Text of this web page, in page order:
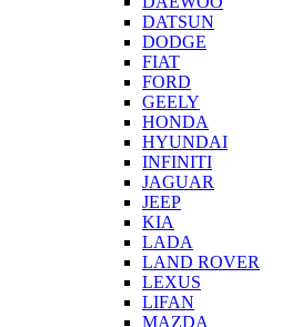
DATSUN
DODGE
FIAT
FORD
GEELY
HONDA
HYUNDAI
INFINITI
JAGUAR
JEEP
KIA
LADA
LAND ROVER
LEXUS
LIFAN
MAZDA